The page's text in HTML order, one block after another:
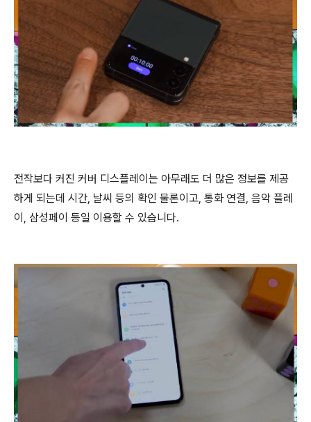
전작보다 커진 커버 디스플레이는 아무래도 더 많은 정보를 제공
하게 되는데 시간, 날씨 등의 확인 물론이고, 통화 연결, 음악 플레
이, 삼성페이 등일 이용할 수 있습니다.